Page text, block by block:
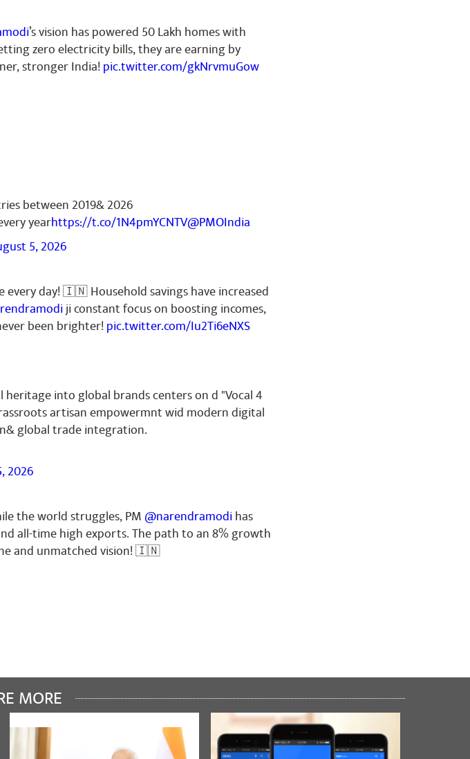
’s vision has powered 50 Lakh homes with
zero electricity bills, they are earning by
stronger India!pic.twitter.com/gkNrvmuGow
between 2019& 2026
yearhttps://t.co/1N4pmYCNTV@PMOIndia
5, 2026
every day! 🇮🇳 Household savings have increased
ji constant focus on boosting incomes,
been brighter!pic.twitter.com/Iu2Ti6eNXS
into global brands centers on d "Vocal 4
artisan empowermnt wid modern digital
global trade integration.
2026
the world struggles, PM @narendramodihas
all-time high exports. The path to an 8% growth
and unmatched vision! 🇮🇳
MORE